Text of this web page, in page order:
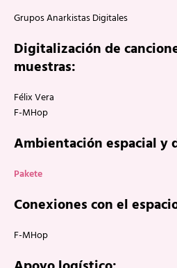
Grupos Anarkistas Digitales
Digitalización de
muestras:
Félix Vera
F-MHop
Ambientación espacial y
Pakete
Conexiones con el
F-MHop